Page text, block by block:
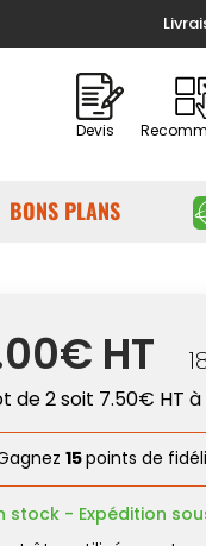
Devis
BONS PLANS
HT
de 2 soit 7.50€ HT à
15points de
stock - Expédition